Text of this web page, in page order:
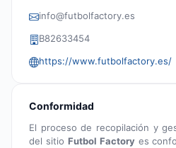
info@futbolfactory.es
B82633454
https://www.futbolfactory.es/
Conformidad
El proceso de recopilación y
del sitio Futbol Factoryes